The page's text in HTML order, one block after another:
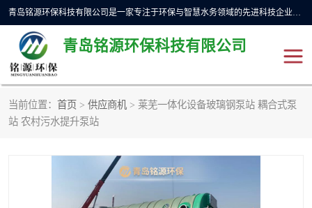
青岛铭源环保科技有限公司是一家专注于环保与智慧水务领域的先进科技企业，公司专注于云智能一体化预制泵站、水务循环利用、海绵城市、云智慧水务开发及新型环保技术研发等领域。铭源环保以为客户提供优质产品、专业技术服务为己任。为客户提供量身定制方案，提供多种配置方案满足实际使用要求。严控供货周期，并提供高标准后期维护。以环保为己任，视质量如生命，以技术做先导，靠诚信赢客户。
青岛铭源环保科技有限公司
当前位置： 首页 > 供应商机 > 莱芜一体化设备玻璃钢泵站 耦合式泵
站 农村污水提升泵站
一体化HMPP泵站
智能截流井 智能旋转喷射器
液动限流闸门